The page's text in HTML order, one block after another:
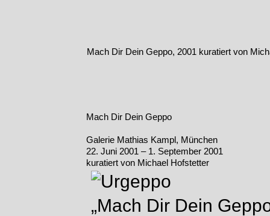
Mach Dir Dein Geppo, 2001 kuratiert von
Mach Dir Dein Geppo
Galerie Mathias Kampl, München
22. Juni 2001 – 1. September 2001
kuratiert von Michael Hofstetter
„Mach Dir Dein